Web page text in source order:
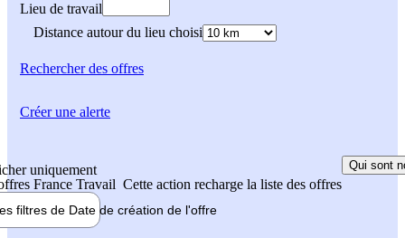
Lieu de travail
Distance autour du lieu choisi
Rechercherdes offres
uniquement
France Travail Cette action recharge la liste des offres
Qui sont
filtres de Date de création de l'offre
Créer une alerte